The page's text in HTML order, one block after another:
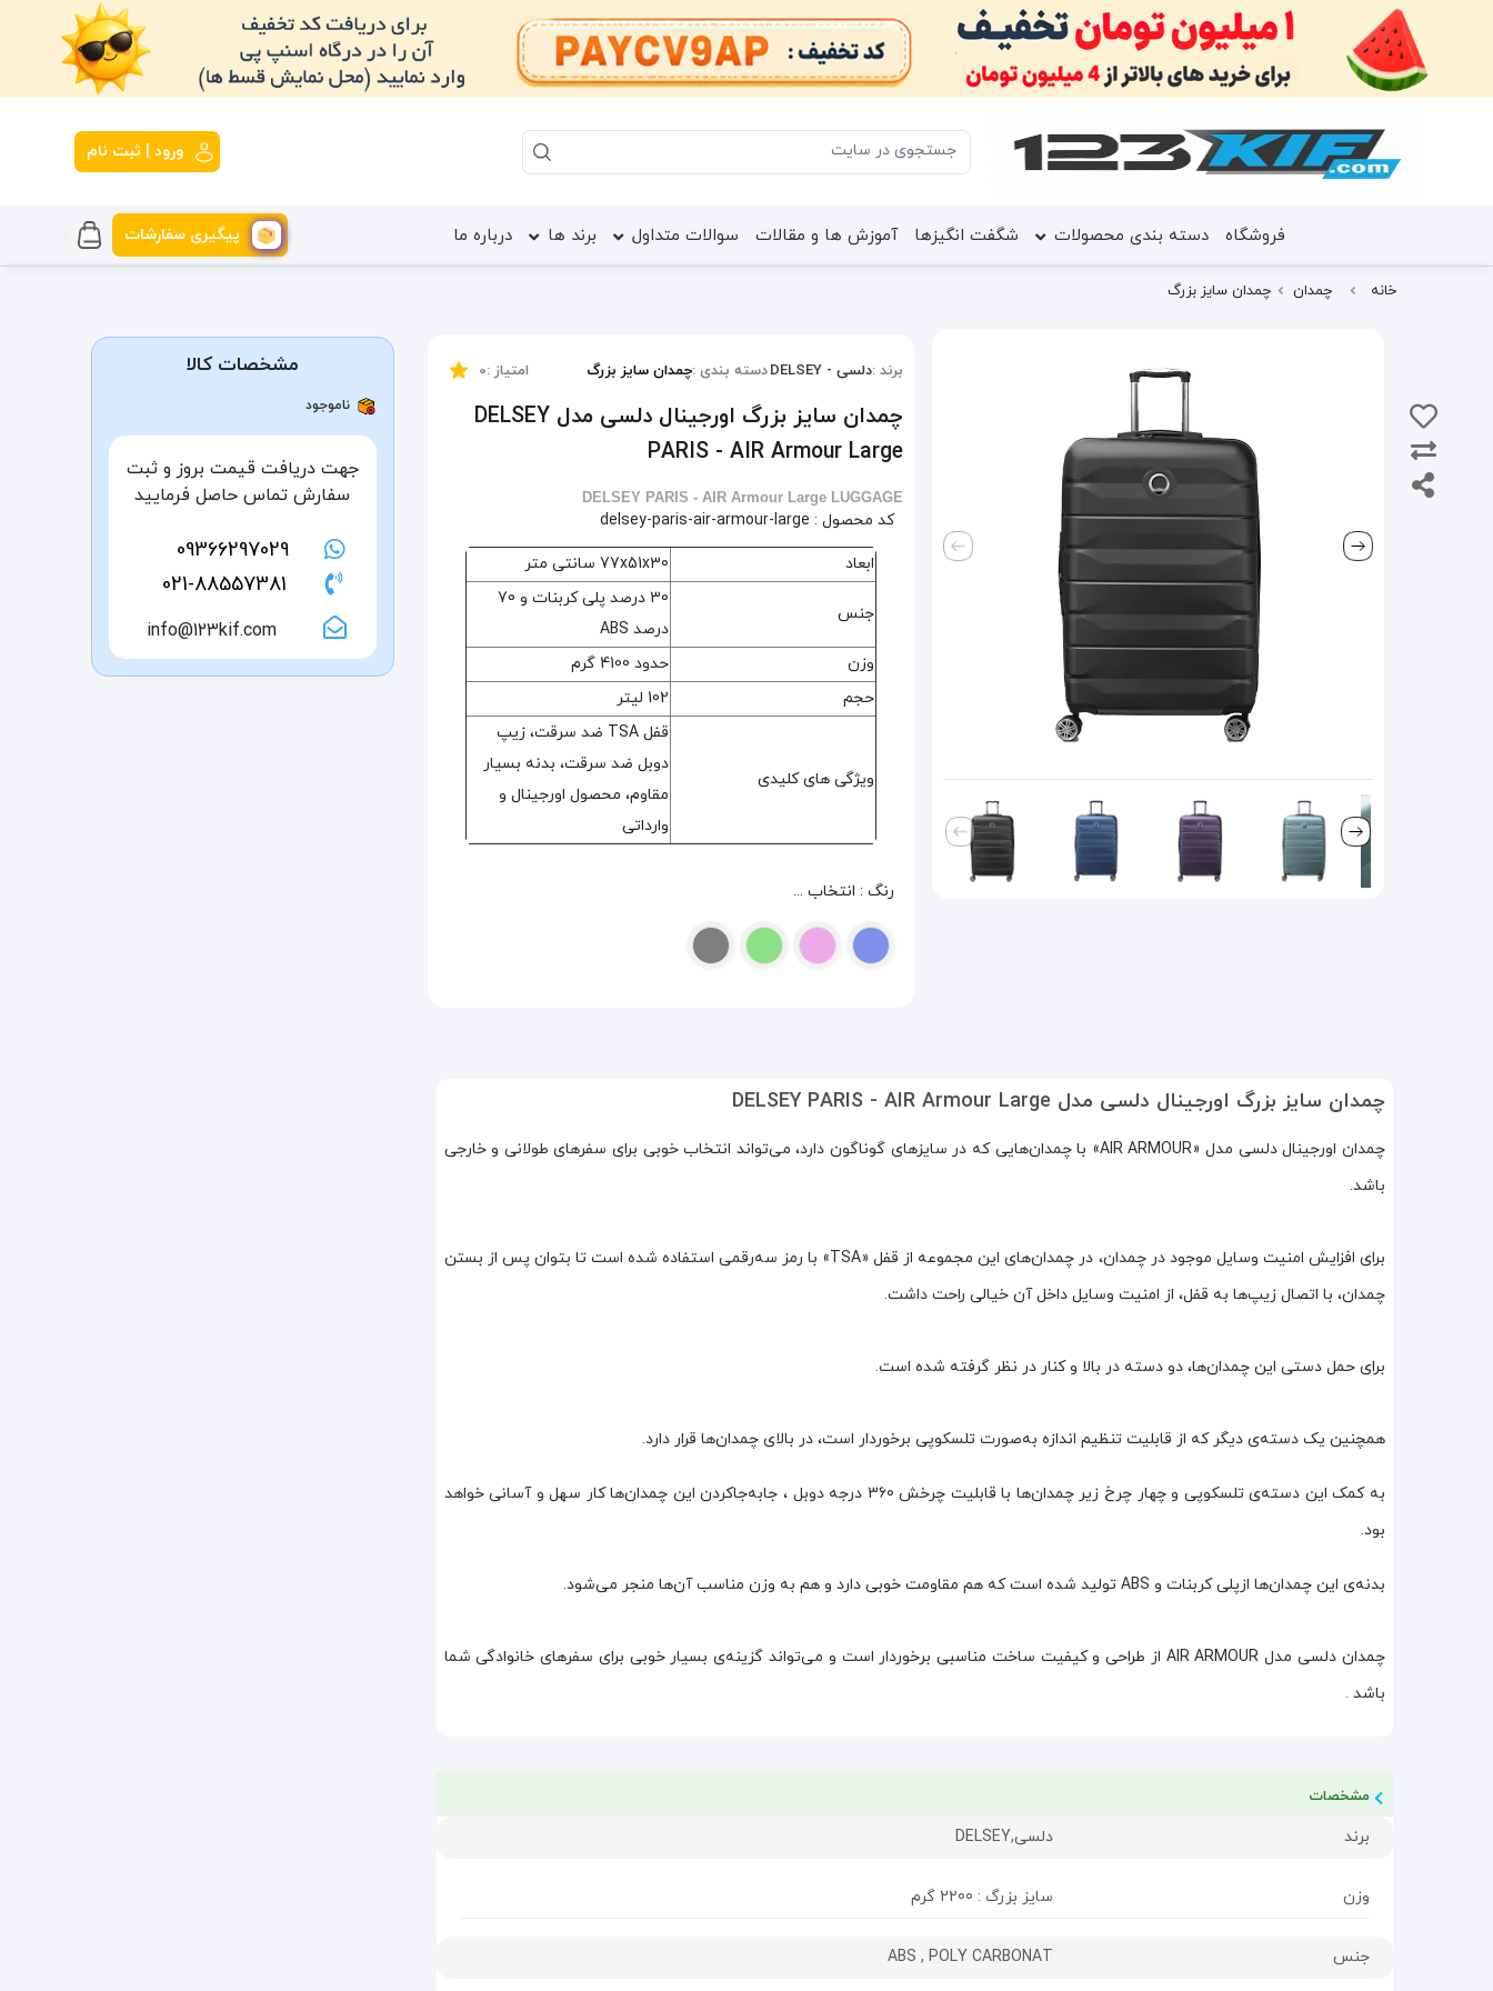
ورود | ثبت نام
پیگیری سفارشات فروشگاه دسته بندی محصولات شگفت انگیزها آموزش ها و مقالات سوالات متداول برند ها درباره ما
خانه چمدان چمدان سایز بزرگ
برند :دلسی - DELSEY دسته بندی :چمدان سایز بزرگ امتیاز :0
چمدان سایز بزرگ اورجینال دلسی مدل DELSEY
PARIS - AIR Armour Large
DELSEY PARIS - AIR Armour Large LUGGAGE
کد محصول : delsey-paris-air-armour-large
ابعاد 77x51x30 سانتی متر
جنس
30 درصد پلی کربنات و 70
درصد ABS
وزن
حدود 4100 گرم
حجم
102 لیتر
ویژگی های کلیدی
قفل TSA ضد سرقت، زیپ
دوبل ضد سرقت، بدنه بسیار
مقاوم، محصول اورجینال و
وارداتی
رنگ : انتخاب ...
چمدان سایز بزرگ اورجینال دلسی مدل DELSEY PARIS - AIR Armour Large
چمدان اورجینال دلسی مدل «AIR ARMOUR» با چمدان‌هایی که در سایزهای گوناگون دارد، می‌تواند انتخاب خوبی برای سفرهای طولانی و خارجی
باشد.
برای افزایش امنیت وسایل موجود در چمدان، در چمدان‌های این مجموعه از قفل «TSA» با رمز سه‌رقمی استفاده شده است تا بتوان پس از بستن
چمدان‌، با اتصال زیپ‌ها به قفل، از امنیت وسایل داخل آن خیالی راحت داشت.
برای حمل دستی این چمدان‌ها، دو دسته در بالا و کنار در نظر گرفته‌ شده است.
همچنین یک دسته‌ی دیگر که از قابلیت تنظیم اندازه به‌صورت تلسکوپی برخوردار است، در بالای چمدان‌ها قرار دارد.
به کمک این دسته‌ی تلسکوپی و چهار چرخ زیر چمدان‌ها با قابلیت چرخش 360 درجه‌ دوبل ، جابه‌جاکردن این چمدان‌ها کار سهل و آسانی خواهد
بود.
بدنه‌ی این چمدان‌‌ها ازپلی کربنات و ABS تولید شده است که هم مقاومت خوبی دارد و هم به وزن مناسب آن‌ها منجر می‌شود.
چمدان دلسی مدل AIR ARMOUR از طراحی و کیفیت ساخت مناسبی برخوردار است و می‌‌تواند گزینه‌ی بسیار خوبی برای سفرهای خانوادگی شما
باشد .
مشخصات
برند دلسی,DELSEY
وزن سایز بزرگ : 2200 گرم
جنس ABS , POLY CARBONAT
مشخصات کالا
ناموجود
جهت دریافت قیمت بروز و ثبت
سفارش تماس حاصل فرمایید
09366297029
021-88557381
info@123kif.com